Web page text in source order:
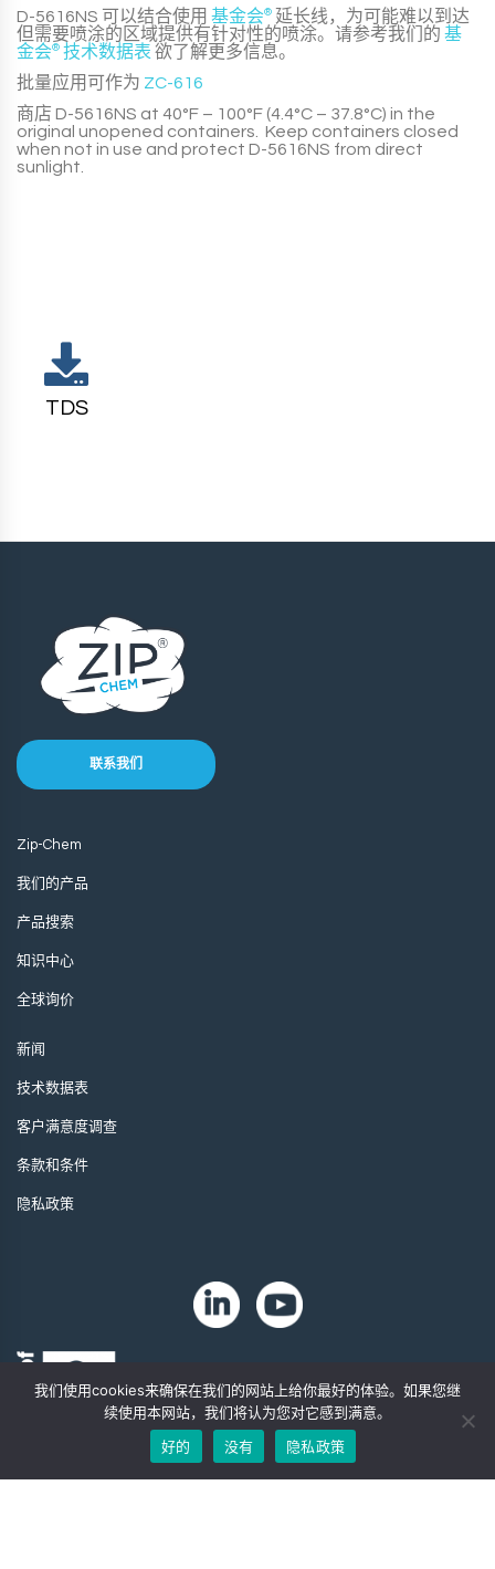
D-5616NS 可以结合使用 基金会® 延长线，为可能难以到达
但需要喷涂的区域提供有针对性的喷涂。请参考我们的 基
金会® 技术数据表 欲了解更多信息。
批量应用可作为 ZC-616
商店 D-5616NS at 40°F – 100°F (4.4°C – 37.8°C) in the
original unopened containers. Keep containers closed
when not in use and protect D-5616NS from direct
sunlight.
TDS
联系我们
Zip-Chem
我们的产品
产品搜索
知识中心
全球询价
新闻
技术数据表
客户满意度调查
条款和条件
隐私政策
版权 2024 年。Zip-Chem® 产品。
我们使用cookies来确保在我们的网站上给你最好的体验。如果您继
续使用本网站，我们将认为您对它感到满意。
好的
没有 隐私政策